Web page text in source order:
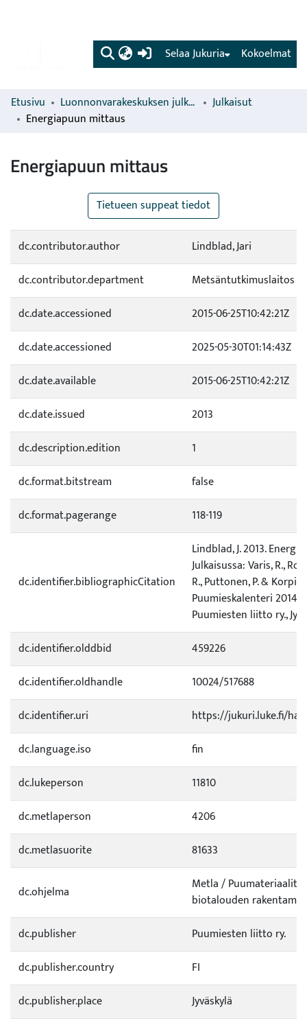
(current) Kokoelmat
Selaa Jukuria
Etusivu Luonnonvarakeskuksen julkaisut
Julkaisut
Energiapuun mittaus
Energiapuun mittaus
Tietueen suppeat tiedot
dc.contributor.author
Lindblad, Jari
dc.contributor.department
Metsäntutkimuslaitos
dc.date.accessioned
2015-06-25T10:42:21Z
dc.date.accessioned
2025-05-30T01:14:43Z
dc.date.available
2015-06-25T10:42:21Z
dc.date.issued
2013
dc.description.edition
1
dc.format.bitstream
false
dc.format.pagerange
118-119
dc.identifier.bibliographicCitation
Lindblad, J. 2013.
Julkaisussa: Varis, R.,
R., Puttonen, P. & Korpi,
Puumieskalenteri 2014.
Puumiesten liitto ry.,
dc.identifier.olddbid
459226
dc.identifier.oldhandle
10024/517688
dc.identifier.uri
https://jukuri.luke.fi/
dc.language.iso
fin
dc.lukeperson
11810
dc.metlaperson
4206
dc.metlasuorite
81633
dc.ohjelma
Metla / Puumateriaalit
biotalouden
dc.publisher
Puumiesten liitto ry.
dc.publisher.country
FI
dc.publisher.place
Jyväskylä